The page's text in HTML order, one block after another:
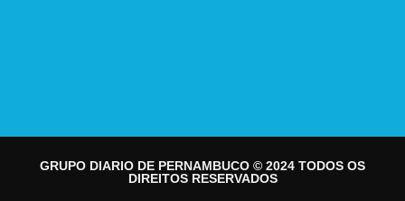
GRUPO DIARIO DE PERNAMBUCO © 2024 TODOS OS
DIREITOS RESERVADOS